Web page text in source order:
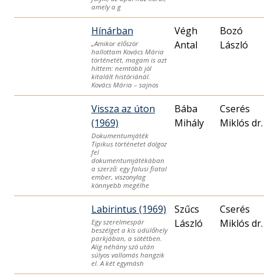
amely a g
Hínárban
„Amikor először
hallottam Kovács Mária
történetét, magam is azt
hittem: nemtöbb jól
kitalált históriánál.
Kovács Mária – sajnos
Végh
Antal
Bozó
László
Vissza az úton
(1969)
Dokumentumjáték
Tipikus történetet dolgoz
fel
dokumentumjátékában
a szerző: egy falusi fiatal
ember, viszonylag
könnyebb megélhe
Bába
Mihály
Cserés
Miklós dr.
Labirintus (1969)
Egy szerelmespár
beszélget a kis üdülőhely
parkjában, a sötétben.
Alig néhány szó után
súlyos vallomás hangzik
el. A két egymásh
Szűcs
László
Cserés
Miklós dr.